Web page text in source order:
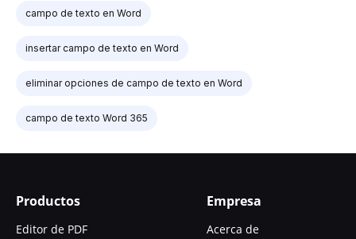
campo de texto en Word
insertar campo de texto en Word
eliminar opciones de campo de texto en Word
campo de texto Word 365
Productos
Editor de PDF
Empresa
Acerca de